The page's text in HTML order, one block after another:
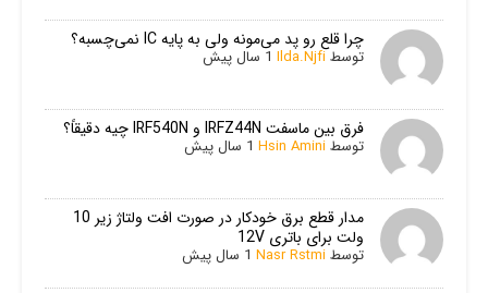
چرا قلع رو پد می‌مونه ولی به پایه IC نمی‌چسبه؟
توسطIlda.Njfi 1 سال پیش
فرق بین ماسفت IRFZ44N و IRF540N چیه دقیقاً؟
توسطHsin Amini 1 سال پیش
مدار قطع برق خودکار در صورت افت ولتاژ زیر 10
ولت برای باتری 12V
توسطNasr Rstmi 1 سال پیش